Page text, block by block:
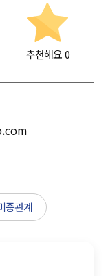
추천해요 0
중관계